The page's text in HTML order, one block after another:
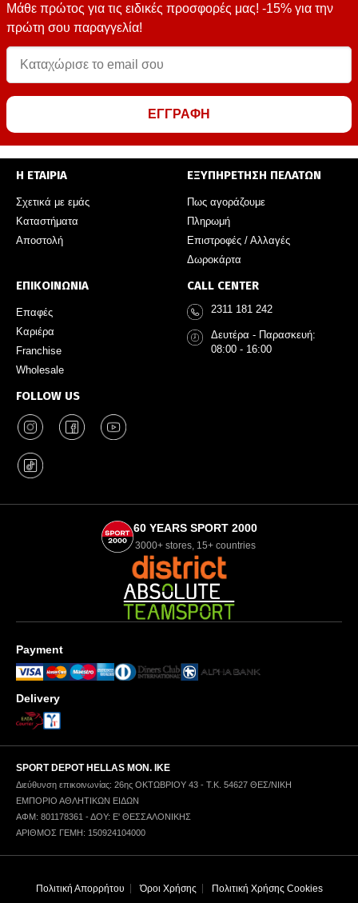
Μάθε πρώτος για τις ειδικές προσφορές μας! -15% για την
πρώτη σου παραγγελία!
ΕΓΓΡΑΦΗ
Η ΕΤΑΙΡΙΑ
Σχετικά με εμάς
Καταστήματα
Αποστολή
ΕΞΥΠΗΡΕΤΗΣΗ ΠΕΛΑΤΩΝ
Πως αγοράζουμε
Πληρωμή
Επιστροφές / Αλλαγές
Δωροκάρτα
ΕΠΙΚΟΙΝΩΝΙΑ
Επαφές
Καριέρα
Franchise
Wholesale
FOLLOW US
CALL CENTER
2311 181 242
Δευτέρα - Παρασκευή:
08:00 - 16:00
60 YEARS SPORT 2000
3000+ stores, 15+ countries
Payment
Delivery
SPORT DEPOT HELLAS ΜΟΝ. ΙΚΕ
Διεύθυνση επικοινωνίας: 26ης ΟΚΤΩΒΡΙΟΥ 43 - Τ.Κ. 54627 ΘΕΣ/ΝΙΚΗ
ΕΜΠΟΡΙΟ ΑΘΛΗΤΙΚΩΝ ΕΙΔΩΝ
ΑΦΜ: 801178361 - ΔΟΥ: Ε' ΘΕΣΣΑΛΟΝΙΚΗΣ
ΑΡΙΘΜΟΣ ΓΕΜΗ: 150924104000
Πολιτική Απορρήτου Όροι Χρήσης Πολιτική Χρήσης Cookies